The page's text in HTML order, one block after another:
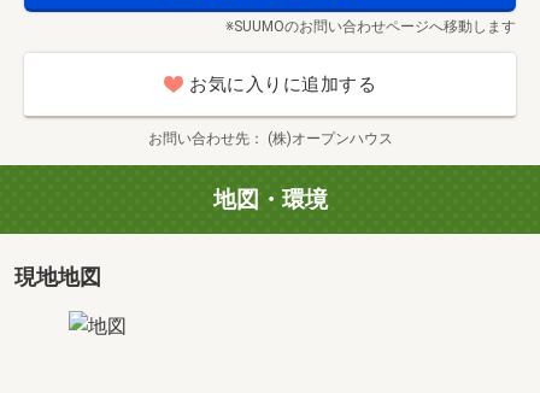
※SUUMOのお問い合わせページへ移動します
お気に入りに追加する
お問い合わせ先 (株)オープンハウス
地図・環境
現地地図